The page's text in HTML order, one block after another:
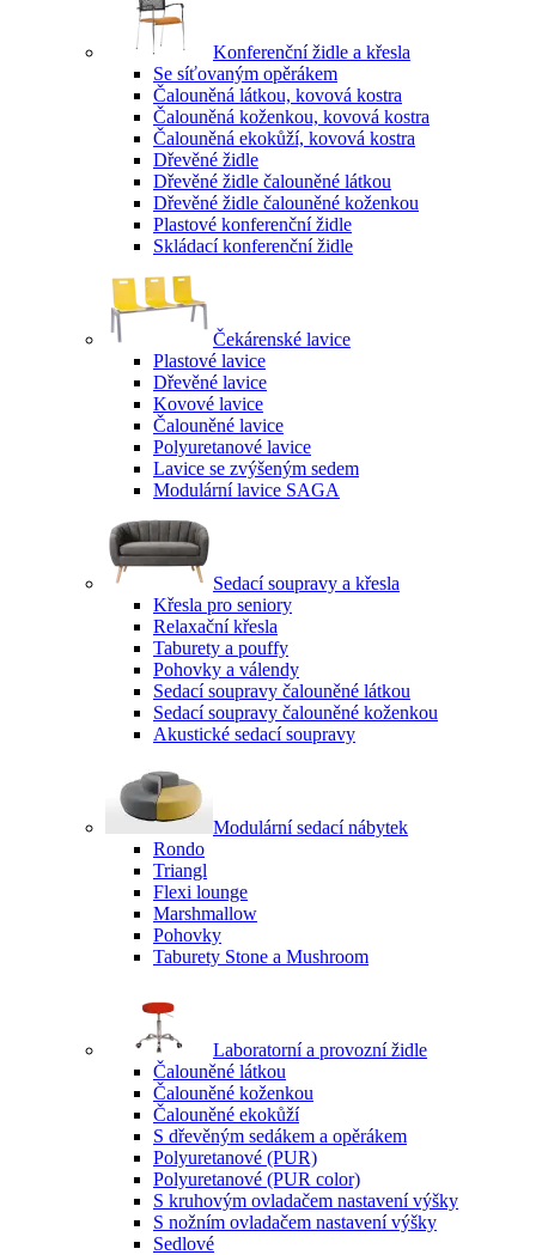
Konferenční židle a křesla
Se síťovaným opěrákem
Čalouněná látkou, kovová kostra
Čalouněná koženkou, kovová kostra
Čalouněná ekokůží, kovová kostra
Dřevěné židle
Dřevěné židle čalouněné látkou
Dřevěné židle čalouněné koženkou
Plastové konferenční židle
Skládací konferenční židle
Čekárenské lavice
Plastové lavice
Dřevěné lavice
Kovové lavice
Čalouněné lavice
Polyuretanové lavice
Lavice se zvýšeným sedem
Modulární lavice SAGA
Sedací soupravy a křesla
Křesla pro seniory
Relaxační křesla
Taburety a pouffy
Pohovky a válendy
Sedací soupravy čalouněné látkou
Sedací soupravy čalouněné koženkou
Akustické sedací soupravy
Modulární sedací nábytek
Rondo
Triangl
Flexi lounge
Marshmallow
Pohovky
Taburety Stone a Mushroom
Laboratorní a provozní židle
Čalouněné látkou
Čalouněné koženkou
Čalouněné ekokůží
S dřevěným sedákem a opěrákem
Polyuretanové (PUR)
Polyuretanové (PUR color)
S kruhovým ovladačem nastavení výšky
S nožním ovladačem nastavení výšky
Sedlové